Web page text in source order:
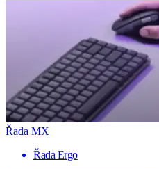
Řada MX
Řada Ergo